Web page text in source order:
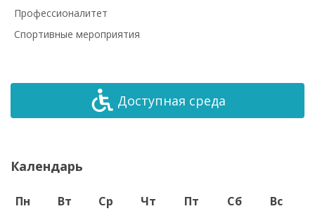
Профессионалитет
Спортивные мероприятия
Доступная среда
Календарь
Пн Вт Ср Чт Пт Сб
Вс